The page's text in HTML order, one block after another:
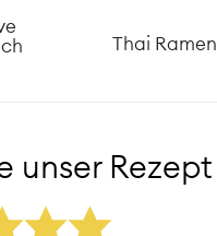
Thai Ramen
unser Rezept